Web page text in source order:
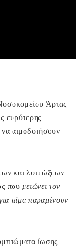
Άρτας
ευρύτερης
αιμοδοτήσουν
και λοιμώξεων
πουμειώνει τον
αίμα παραμένουν
ίωσης